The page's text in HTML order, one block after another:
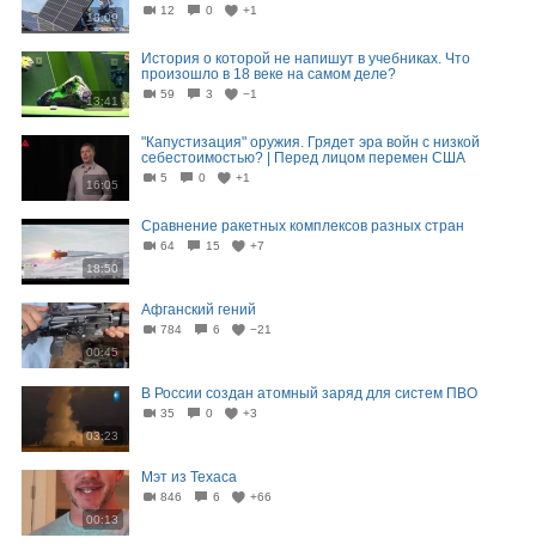
18:09
12 0 +1
13:41
История о которой не напишут в учебниках. Что
произошло в 18 веке на самом деле?
59 3 −1
16:05
"Капустизация" оружия. Грядет эра войн с низкой
себестоимостью? | Перед лицом перемен США
5 0 +1
18:50
Сравнение ракетных комплексов разных стран
64 15 +7
00:45
Афганский гений
784 6 −21
03:23
В России создан атомный заряд для систем ПВО
35 0 +3
00:13
Мэт из Техаса
846 6 +66